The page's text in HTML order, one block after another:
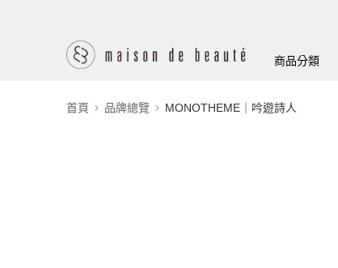
商品分類
首頁 品牌總覽 MONOTHEME｜吟遊詩人